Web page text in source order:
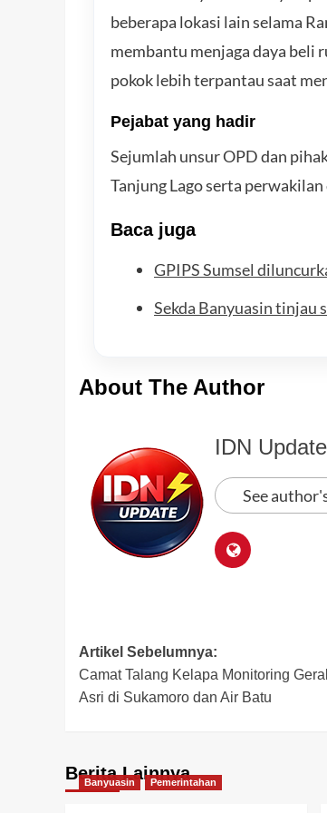
beberapa lokasi lain selama
membantu menjaga daya beli
pokok lebih terpantau saat
Pejabat yang hadir
Sejumlah unsur OPD dan
Tanjung Lago serta
Baca juga
GPIPS Sumsel
Sekda Banyuasin tinjau
About The Author
IDN Update
See
Post
navigation
Artikel Sebelumnya:
Camat Talang Kelapa Monitoring
Asri di Sukamoro dan Air Batu
Berita Lainnya
Banyuasin Pemerintahan